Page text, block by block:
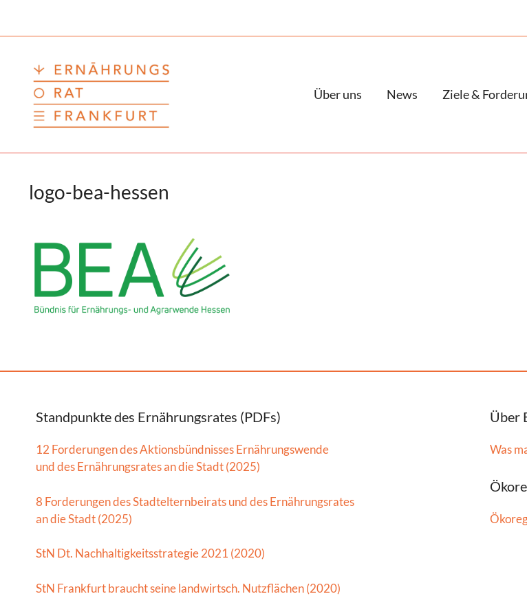
Über uns News Ziele &
logo-bea-hessen
Standpunkte des Ernährungsrates (PDFs)
12 Forderungen des Aktionsbündnisses Ernährungswende
und des Ernährungsrates an die Stadt (2025)
8 Forderungen des Stadtelternbeirats und des Ernährungsrates
an die Stadt (2025)
StN Dt. Nachhaltigkeitsstrategie 2021 (2020)
StN Frankfurt braucht seine landwirtsch. Nutzflächen (2020)
Über
Was